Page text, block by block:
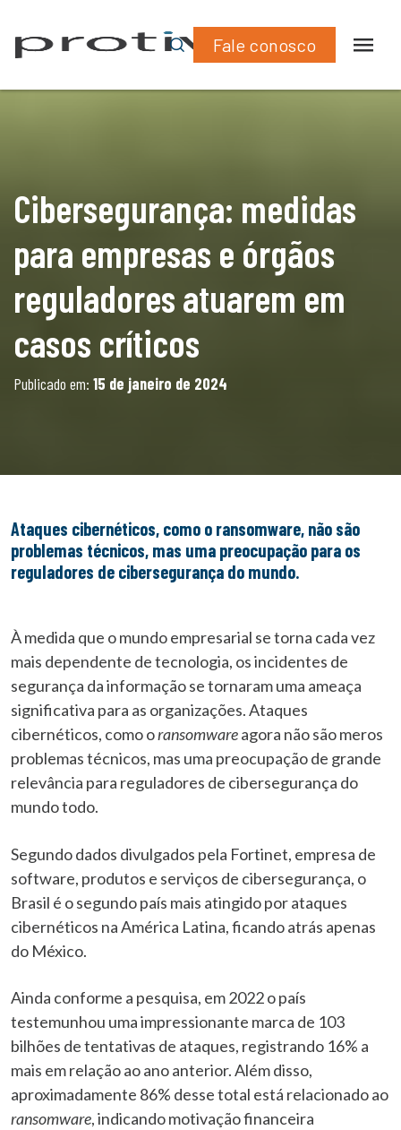
Fale conosco
Cibersegurança: medidas
para empresas e órgãos
reguladores atuarem em
casos críticos
Publicado em: 15 de janeiro de 2024
Ataques cibernéticos, como o ransomware, não são
problemas técnicos, mas uma preocupação para os
reguladores de cibersegurança do mundo.
À medida que o mundo empresarial se torna cada vez
mais dependente de tecnologia, os incidentes de
segurança da informação se tornaram uma ameaça
significativa para as organizações. Ataques
cibernéticos, como oransomwareagora não são meros
problemas técnicos, mas uma preocupação de grande
relevância para reguladores de cibersegurança do
mundo todo.
Segundo dados divulgados pela Fortinet, empresa de
software, produtos e serviços de cibersegurança, o
Brasil é o segundo país mais atingido por ataques
cibernéticos na América Latina, ficando atrás apenas
do México.
Ainda conforme a pesquisa, em 2022 o país
testemunhou uma impressionante marca de 103
bilhões de tentativas de ataques, registrando 16% a
mais em relação ao ano anterior. Além disso,
aproximadamente 86% desse total está relacionado ao
ransomware, indicando motivação financeira